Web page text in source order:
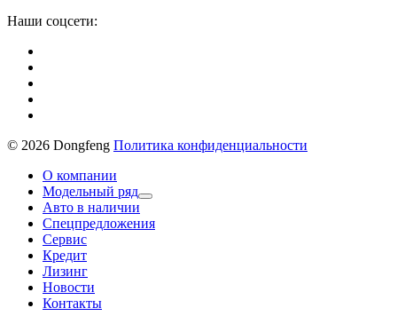
Наши соцсети:
© 2026 Dongfeng Политика конфиденциальности
О компании
Модельный ряд
Авто в наличии
Спецпредложения
Сервис
Кредит
Лизинг
Новости
Контакты